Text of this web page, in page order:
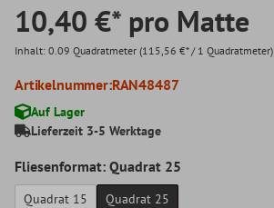
10,40 €* pro Matte
Inhalt: 0.09 Quadratmeter (115,56 €* / 1 Quadratmeter)
Artikelnummer:RAN48487
Auf Lager
Lieferzeit 3-5 Werktage
Fliesenformat: Quadrat 25
Quadrat 15 Quadrat 25